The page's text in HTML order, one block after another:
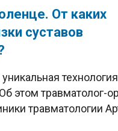
От каких
суставов
технология
этом травматолог-
травматологии